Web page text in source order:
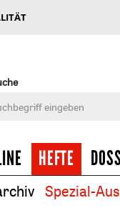
HEFTE
Spezial-